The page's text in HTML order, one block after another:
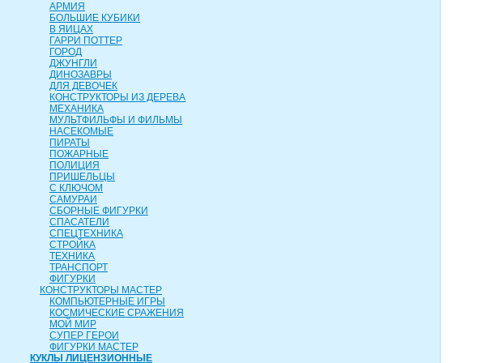
АРМИЯ
БОЛЬШИЕ КУБИКИ
В ЯИЦАХ
ГАРРИ ПОТТЕР
ГОРОД
ДЖУНГЛИ
ДИНОЗАВРЫ
ДЛЯ ДЕВОЧЕК
КОНСТРУКТОРЫ ИЗ ДЕРЕВА
МЕХАНИКА
МУЛЬТФИЛЬФЫ И ФИЛЬМЫ
НАСЕКОМЫЕ
ПИРАТЫ
ПОЖАРНЫЕ
ПОЛИЦИЯ
ПРИШЕЛЬЦЫ
С КЛЮЧОМ
САМУРАИ
СБОРНЫЕ ФИГУРКИ
СПАСАТЕЛИ
СПЕЦТЕХНИКА
СТРОЙКА
ТЕХНИКА
ТРАНСПОРТ
ФИГУРКИ
КОНСТРУКТОРЫ МАСТЕР
КОМПЬЮТЕРНЫЕ ИГРЫ
КОСМИЧЕСКИЕ СРАЖЕНИЯ
МОЙ МИР
СУПЕР ГЕРОИ
ФИГУРКИ МАСТЕР
КУКЛЫ ЛИЦЕНЗИОННЫЕ